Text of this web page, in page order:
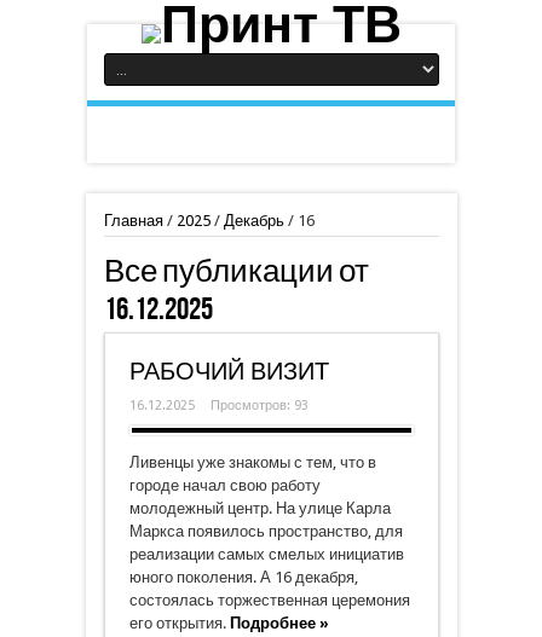
Главная/ 2025/ Декабрь/ 16
Все публикации от
16.12.2025
РАБОЧИЙ ВИЗИТ
16.12.2025 Просмотров: 93
Ливенцы уже знакомы с тем, что в
городе начал свою работу
молодежный центр. На улице Карла
Маркса появилось пространство, для
реализации самых смелых инициатив
юного поколения. А 16 декабря,
состоялась торжественная церемония
его открытия. Подробнее »